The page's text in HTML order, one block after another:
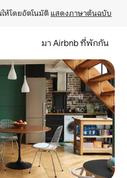
ห้โดยอัตโนมัติ แสดงภาษาต้นฉบับ
มา Airbnb ที่พักกัน